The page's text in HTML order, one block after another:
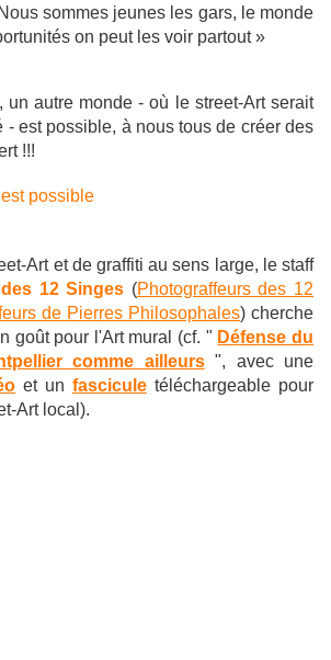
sommes jeunes les gars, le monde
on peut les voir partout »
un autre monde - où le street-Art serait
- est possible, à nous tous de créer des
!!!
Art et de graffiti au sens large, le staff
12 Singes (Photograffeurs des 12
de Pierres Philosophales) cherche
goût pour l'Art mural (cf. " Défense du
comme ailleurs", avec une
et un fascicule téléchargeable pour
Art local ).